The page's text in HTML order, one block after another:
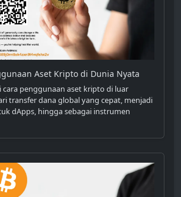
Aset Kripto di Dunia Nyata
cara penggunaan aset kripto di luar
transfer dana global yang cepat, menjadi
dApps, hingga sebagai instrumen